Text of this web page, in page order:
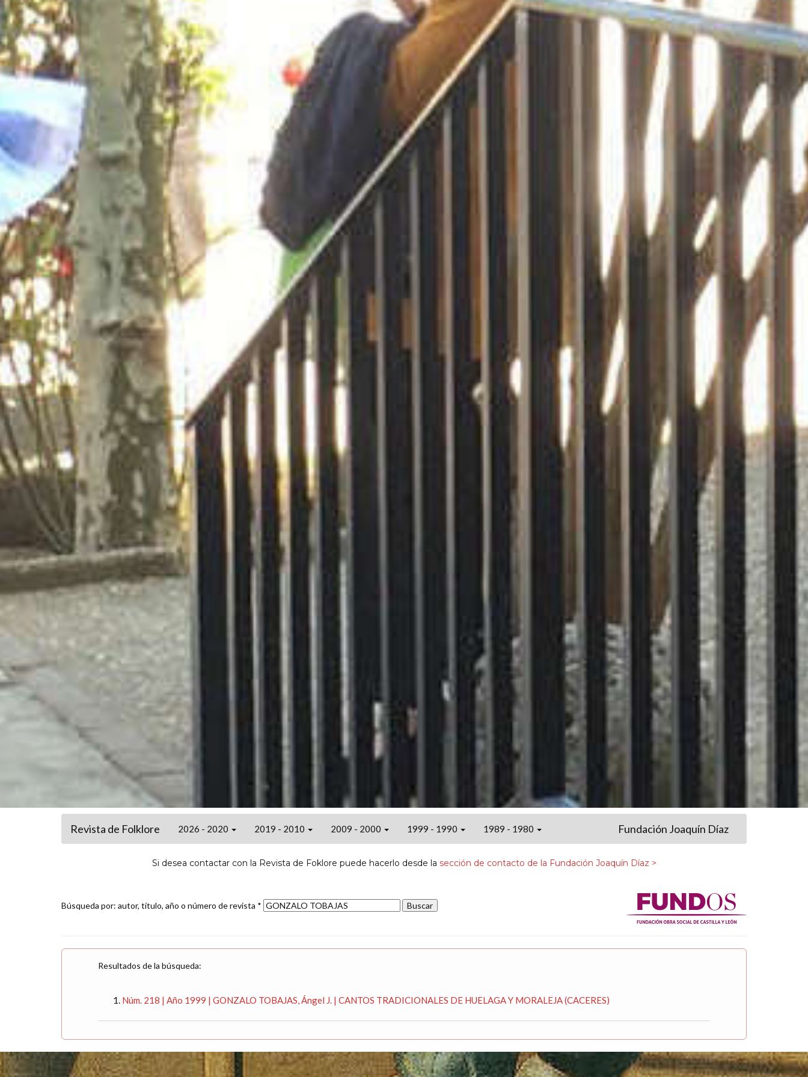
Revista de Folklore 2026 - 2020 2019 - 2010 2009 - 2000 1999 - 1990 1989 - 1980 Fundación Joaquín Díaz
Si desea contactar con la Revista de Foklore puede hacerlo desde la sección de contacto de la Fundación Joaquín Díaz >
Búsqueda por: autor, título, año o número de revista *
Resultados de la búsqueda:
Núm. 218 | Año 1999 | GONZALO TOBAJAS, Ángel J. | CANTOS TRADICIONALES DE HUELAGA Y MORALEJA (CACERES)